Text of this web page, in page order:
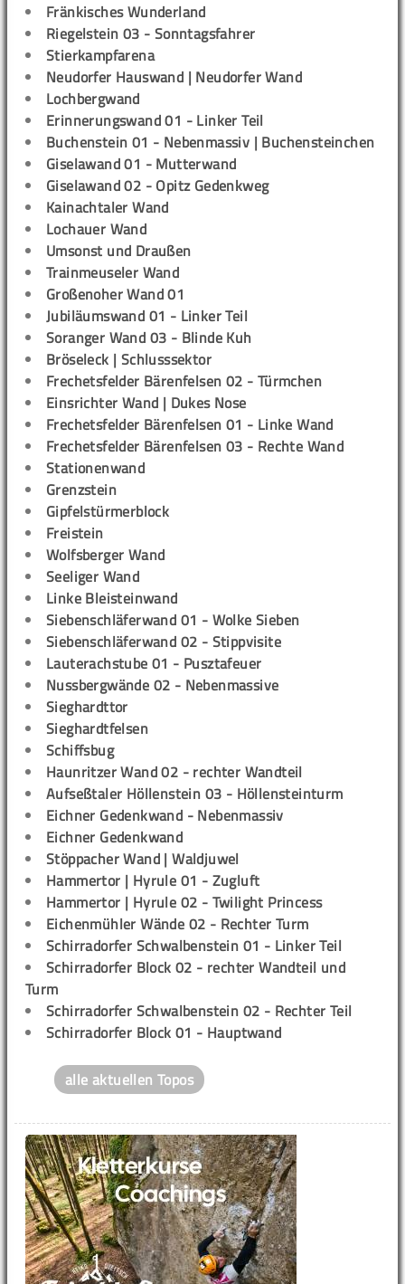
Fränkisches Wunderland
Riegelstein 03 - Sonntagsfahrer
Stierkampfarena
Neudorfer Hauswand | Neudorfer Wand
Lochbergwand
Erinnerungswand 01 - Linker Teil
Buchenstein 01 - Nebenmassiv | Buchensteinchen
Giselawand 01 - Mutterwand
Giselawand 02 - Opitz Gedenkweg
Kainachtaler Wand
Lochauer Wand
Umsonst und Draußen
Trainmeuseler Wand
Großenoher Wand 01
Jubiläumswand 01 - Linker Teil
Soranger Wand 03 - Blinde Kuh
Bröseleck | Schlusssektor
Frechetsfelder Bärenfelsen 02 - Türmchen
Einsrichter Wand | Dukes Nose
Frechetsfelder Bärenfelsen 01 - Linke Wand
Frechetsfelder Bärenfelsen 03 - Rechte Wand
Stationenwand
Grenzstein
Gipfelstürmerblock
Freistein
Wolfsberger Wand
Seeliger Wand
Linke Bleisteinwand
Siebenschläferwand 01 - Wolke Sieben
Siebenschläferwand 02 - Stippvisite
Lauterachstube 01 - Pusztafeuer
Nussbergwände 02 - Nebenmassive
Sieghardttor
Sieghardtfelsen
Schiffsbug
Haunritzer Wand 02 - rechter Wandteil
Aufseßtaler Höllenstein 03 - Höllensteinturm
Eichner Gedenkwand - Nebenmassiv
Eichner Gedenkwand
Stöppacher Wand | Waldjuwel
Hammertor | Hyrule 01 - Zugluft
Hammertor | Hyrule 02 - Twilight Princess
Eichenmühler Wände 02 - Rechter Turm
Schirradorfer Schwalbenstein 01 - Linker Teil
Schirradorfer Block 02 - rechter Wandteil und
Turm
Schirradorfer Schwalbenstein 02 - Rechter Teil
Schirradorfer Block 01 - Hauptwand
alle aktuellen Topos